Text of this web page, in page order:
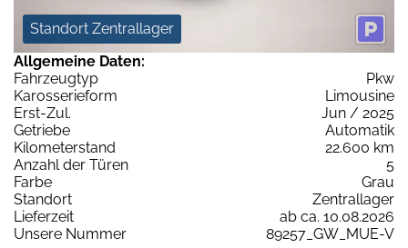
Standort Zentrallager
Allgemeine Daten:
Fahrzeugtyp
Pkw
Karosserieform
Limousine
Erst-Zul.
Jun / 2025
Getriebe
Automatik
Kilometerstand
22.600 km
Anzahl der Türen
5
Farbe
Grau
Standort
Zentrallager
Lieferzeit
ab ca. 10.08.2026
Unsere Nummer
89257_GW_MUE-V